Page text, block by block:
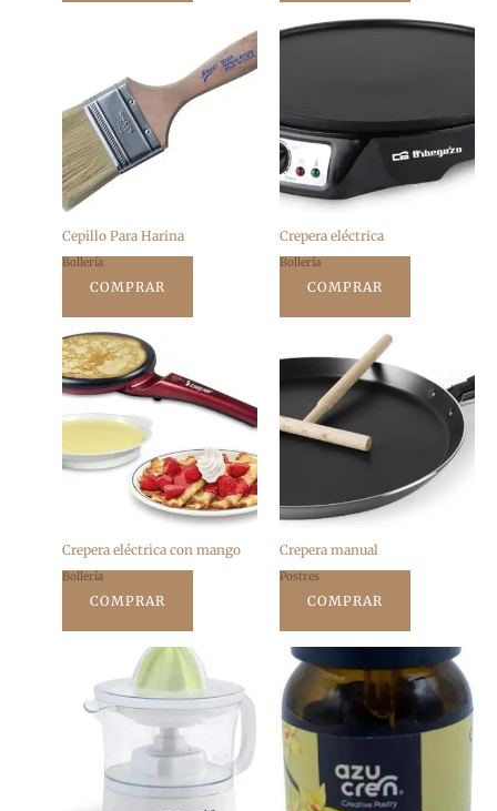
Cepillo Para Harina
Bollería
COMPRAR
Crepera eléctrica
Bollería
COMPRAR
Crepera eléctrica con mango
Bollería
COMPRAR
Crepera manual
Postres
COMPRAR